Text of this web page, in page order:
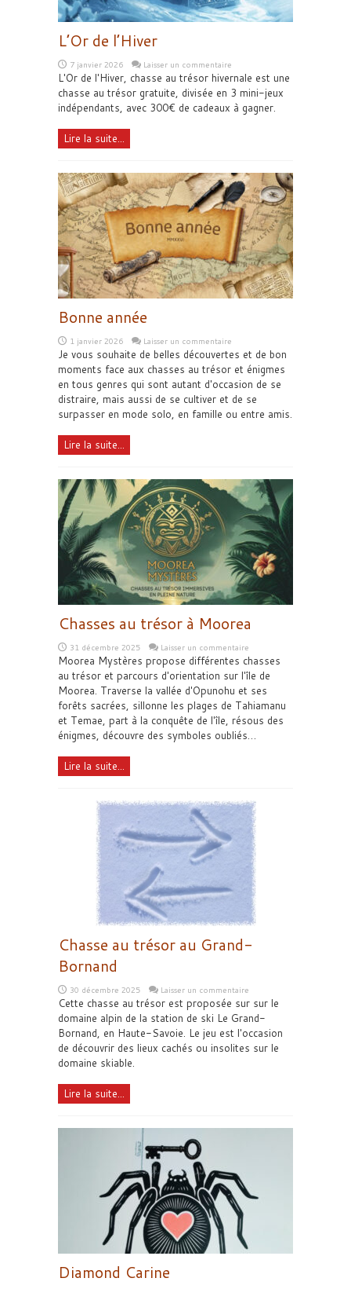
​​L’Or de l’Hiver
7 janvier 2026 Laisser un commentaire
​​L'Or de l'Hiver, chasse au trésor hivernale est une
chasse au trésor gratuite, divisée en 3 mini-jeux
indépendants, avec 300€ de cadeaux à gagner.
Lire la suite...
Bonne année
1 janvier 2026 Laisser un commentaire
Je vous souhaite de belles découvertes et de bon
moments face aux chasses au trésor et énigmes
en tous genres qui sont autant d'occasion de se
distraire, mais aussi de se cultiver et de se
surpasser en mode solo, en famille ou entre amis.
Lire la suite...
Chasses au trésor à Moorea
31 décembre 2025 Laisser un commentaire
Moorea Mystères propose différentes chasses
au trésor et parcours d'orientation sur l'île de
Moorea. Traverse la vallée d'Opunohu et ses
forêts sacrées, sillonne les plages de Tahiamanu
et Temae, part à la conquête de l'île, résous des
énigmes, découvre des symboles oubliés…
Lire la suite...
Chasse au trésor au Grand-
Bornand
30 décembre 2025 Laisser un commentaire
Cette chasse au trésor est proposée sur sur le
domaine alpin de la station de ski Le Grand-
Bornand, en Haute-Savoie. Le jeu est l'occasion
de découvrir des lieux cachés ou insolites sur le
domaine skiable.
Lire la suite...
Diamond Carine